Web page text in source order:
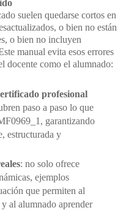
suelen quedarse cortos en
o bien no están
o bien no incluyen
manual evita esos errores
docente como el alumnado:
profesional
paso a paso lo que
garantizando
estructurada y
: no solo ofrece
ejemplos
que permiten al
al alumnado aprender